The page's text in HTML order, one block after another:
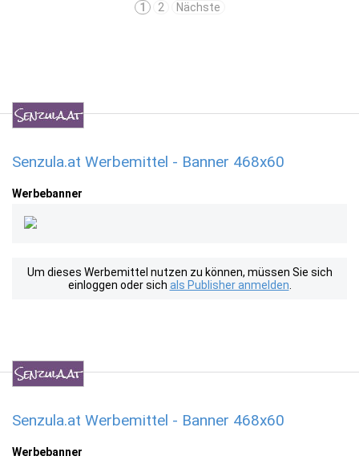
1 2 Nächste
Senzula.at Werbemittel - Banner 468x60
Werbebanner
Um dieses Werbemittel nutzen zu können, müssen Sie sich
einloggen oder sich als Publisher anmelden
Senzula.at Werbemittel - Banner 468x60
Werbebanner